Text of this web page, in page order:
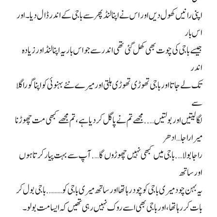
اپنی رانیں کھول دیں اور اس نے اپنا لنڈ پھر سے باجی کے اندر ڈال دیا۔ اور
اس بار
جیسے باجی کی چوت بھی کھل گئی تھی اندر سے جو اس بار یہ اپنا لنڈ اور زیادہ
اندر
تک لے جاتا اور باجی تھوڑی تھوڑی ہلتی اور میرے نئے بہنوئی کو اپنا گورا گلا
سے
لگا لیتیں اور بولتیں….. مجھے تم نے پاگل کر دیا ہے، تم مجھے کبھی مت چھوڑنا
میرا راجا…ادھر
راجا بولا…. باجی میں کبھی نہیں چھوڑوں گا…. آپ سے بہت پیار کرتا ہوں
اور ساتھ
یہ بہن چود میری باجی کو چود رہا تھا اور ساتھ میری باجی کو………. باجی بول کر
بات کر رہا تھا، اور باجی بھی اسے روک نہیں رہی تھیں کہ ایسا مت بولو۔